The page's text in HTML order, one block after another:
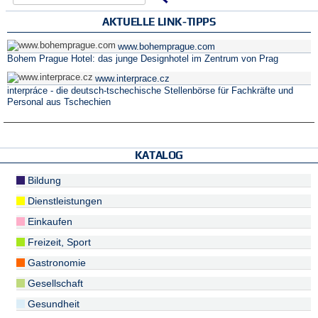
AKTUELLE LINK-TIPPS
www.bohemprague.com
Bohem Prague Hotel: das junge Designhotel im Zentrum von Prag
www.interprace.cz
interpráce - die deutsch-tschechische Stellenbörse für Fachkräfte und
Personal aus Tschechien
KATALOG
Bildung
Dienstleistungen
Einkaufen
Freizeit, Sport
Gastronomie
Gesellschaft
Gesundheit